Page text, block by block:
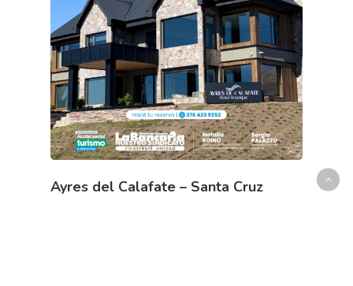
Ayres del Calafate – Santa Cruz